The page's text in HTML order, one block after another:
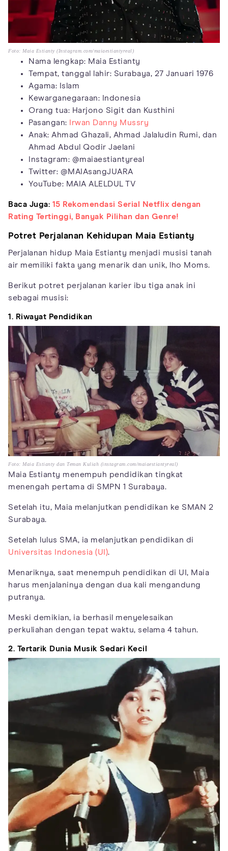
Foto: Maia Estianty (Instagram.com/maiaestiantyreal)
Nama lengkap: Maia Estianty
Tempat, tanggal lahir: Surabaya, 27 Januari 1976
Agama: Islam
Kewarganegaraan: Indonesia
Orang tua: Harjono Sigit dan Kusthini
Pasangan:
Irwan Danny Mussry
Anak: Ahmad Ghazali, Ahmad Jalaludin Rumi, dan
Ahmad Abdul Qodir Jaelani
Instagram: @maiaestiantyreal
Twitter: @MAIAsangJUARA
YouTube: MAIA ALELDUL TV
Baca Juga: 15 Rekomendasi Serial Netflix dengan
Rating Tertinggi, Banyak Pilihan dan Genre!
Potret Perjalanan Kehidupan Maia Estianty
Perjalanan hidup Maia Estianty menjadi musisi tanah
air memiliki fakta yang menarik dan unik, lho Moms.
Berikut potret perjalanan karier ibu tiga anak ini
sebagai musisi:
1. Riwayat Pendidikan
Foto: Maia Estianty dan Teman Kuliah (instagram.com/maiaestiantyreal)
Maia Estianty menempuh pendidikan tingkat
menengah pertama di SMPN 1 Surabaya.
Setelah itu, Maia melanjutkan pendidikan ke SMAN 2
Surabaya.
Setelah lulus SMA, ia melanjutkan pendidikan di
Universitas Indonesia (UI).
Menariknya, saat menempuh pendidikan di UI, Maia
harus menjalaninya dengan dua kali mengandung
putranya.
Meski demikian, ia berhasil menyelesaikan
perkuliahan dengan tepat waktu, selama 4 tahun.
2. Tertarik Dunia Musik Sedari Kecil